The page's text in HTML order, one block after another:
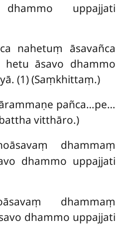
uppajjati
nahetuṃ āsavañca
hetu āsavo dhammo
(1) (Saṃkhittaṃ.)
pañca…pe…
vitthāro.)
dhammaṃ
dhammo uppajjati
dhammaṃ
dhammo uppajjati